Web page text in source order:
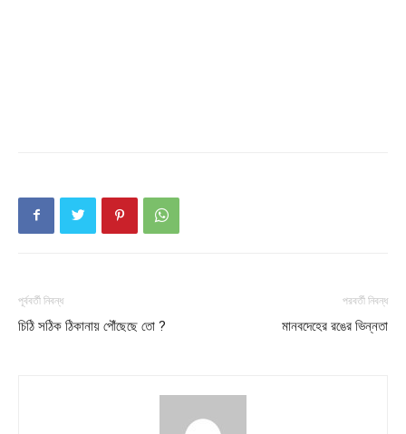
Subscription Plans
My account
পূর্ববর্তী নিবন্ধ
চিঠি সঠিক ঠিকানায় পৌঁছেছে তো ?
পরবর্তী নিবন্ধ
মানবদেহের রঙের ভিন্নতা